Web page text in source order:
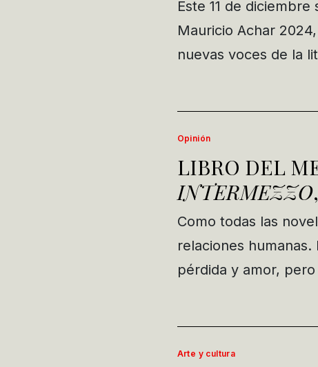
Este 11 de
Mauricio Achar
nuevas voces de la
Opinión
LIBRO DEL
INTERMEZZO
Como todas las
relaciones
pérdida y amor,
Arte y cultura